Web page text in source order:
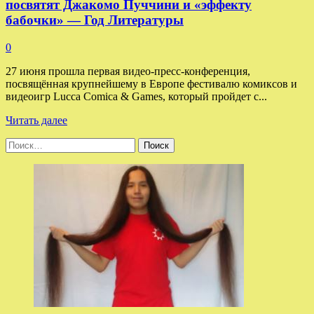
посвятят Джакомо Пуччини и «эффекту
бабочки» — Год Литературы
0
27 июня прошла первая видео-пресс-конференция,
посвящённая крупнейшему в Европе фестивалю комиксов и
видеоигр Lucca Comica & Games, который пройдет с...
Читать далееПрочитать
году
посвятят
Джакомо
Пуччини
бабочки»
Найти: